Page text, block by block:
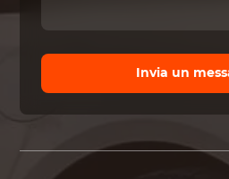
Invia un